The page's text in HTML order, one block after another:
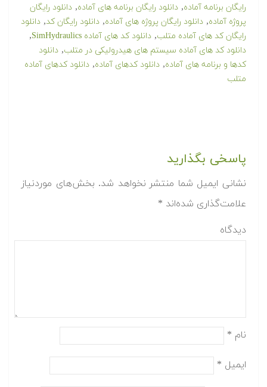
رایگان برنامه آماده, دانلود رایگان برنامه های آماده, دانلود رایگان
پروژه آماده, دانلود رایگان پروژه های آماده, دانلود رایگان کد, دانلود
رایگان کد های آماده متلب, دانلود کد های آماده SimHydraulics ,
دانلود کد های آماده سیستم های هیدرولیکی در متلب, دانلود
کدها و برنامه های آماده, دانلود کدهای آماده, دانلود کدهای آماده
متلب
پاسخی بگذارید
نشانی ایمیل شما منتشر نخواهد شد. بخش‌های موردنیاز
علامت‌گذاری شده‌اند *
دیدگاه
نام *
ایمیل *